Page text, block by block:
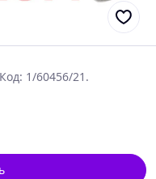
Код: 1/60456/21.